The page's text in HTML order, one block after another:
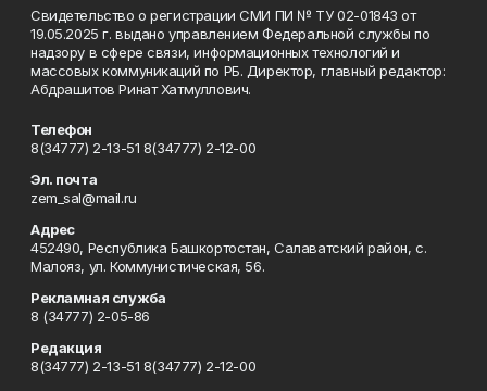
Свидетельство о регистрации СМИ ПИ № ТУ 02-01843 от
19.05.2025 г. выдано управлением Федеральной службы по
надзору в сфере связи, информационных технологий и
массовых коммуникаций по РБ. Директор, главный редактор:
Абдрашитов Ринат Хатмуллович.
Телефон
8(34777) 2-13-51 8(34777) 2-12-00
Эл. почта
zem_sal@mail.ru
Адрес
452490, Республика Башкортостан, Салаватский район, с.
Малояз, ул. Коммунистическая, 56.
Рекламная служба
8 (34777) 2-05-86
Редакция
8(34777) 2-13-51 8(34777) 2-12-00